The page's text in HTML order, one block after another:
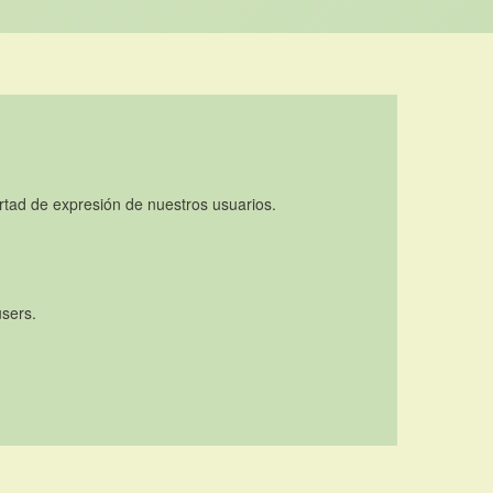
de expresión de nuestros usuarios.